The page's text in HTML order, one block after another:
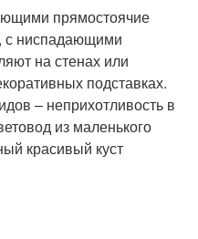
прямостоячие
с ниспадающими
на стенах или
подставках.
– неприхотливость в
из маленького
красивый куст